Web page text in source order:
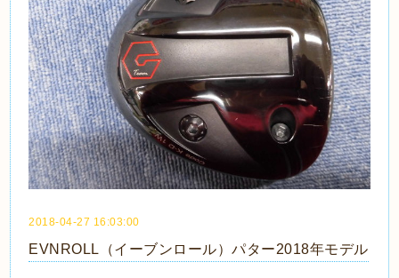
2018-04-27 16:03:00
EVNROLL（イーブンロール）パター2018年モデル